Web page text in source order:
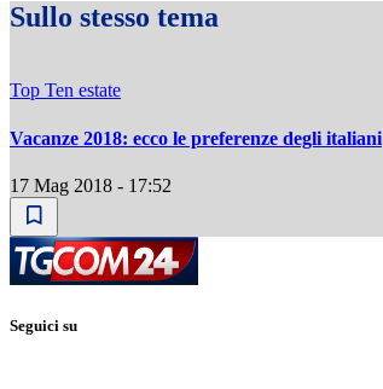
Sullo stesso tema
Top Ten estate
Vacanze 2018: ecco le preferenze degli italiani
17 Mag 2018 - 17:52
Seguici su